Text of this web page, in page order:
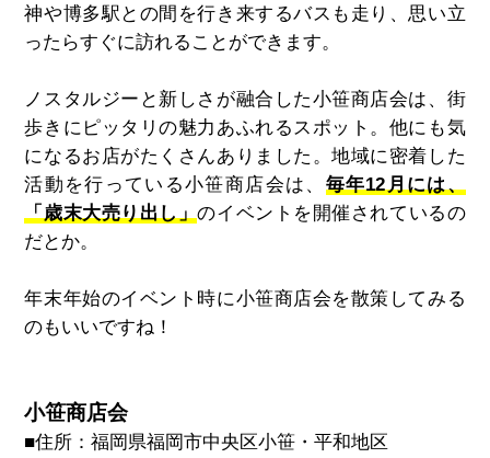
神や博多駅との間を行き来するバスも走り、思い立
ったらすぐに訪れることができます。
ノスタルジーと新しさが融合した小笹商店会は、街
歩きにピッタリの魅力あふれるスポット。他にも気
になるお店がたくさんありました。地域に密着した
活動を行っている小笹商店会は、 毎年12月には、
「歳末大売り出し」のイベントを開催されているの
だとか。
年末年始のイベント時に小笹商店会を散策してみる
のもいいですね！
小笹商店会
■住所：福岡県福岡市中央区小笹・平和地区